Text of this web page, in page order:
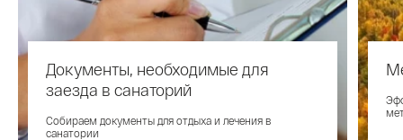
Документы, необходимые для
заезда в санаторий
Собираем документы для отдыха и лечения в
санатории